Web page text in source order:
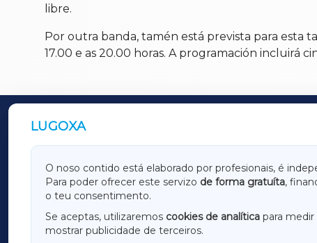
libre.
Por outra banda, tamén está prevista para esta
17.00 e as 20.00 horas. A programación incluirá
LUGOXA
O noso contido está elaborado por profesionais, é
Para poder ofrecer este servizo de forma gratuíta,
o teu consentimento.
Se aceptas, utilizaremos cookies de analítica para
mostrar publicidade de terceiros.
OUTROS PERIÓDICOS
GALICIAXA LUGOXA
AMARIÑAXA
OURENSEXA